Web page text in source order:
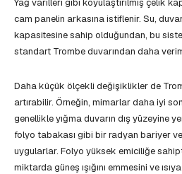
cam panelin arkasına istiflenir. Su,
kapasitesine sahip olduğundan, bu
standart Trombe duvarından daha
Daha küçük ölçekli değişiklikler de
artırabilir. Örneğin, mimarlar daha iyi
genellikle yığma duvarın dış yüzeyine
folyo tabakası gibi bir radyan bariyer
uygularlar. Folyo yüksek emiciliğe
miktarda güneş ışığını emmesini ve